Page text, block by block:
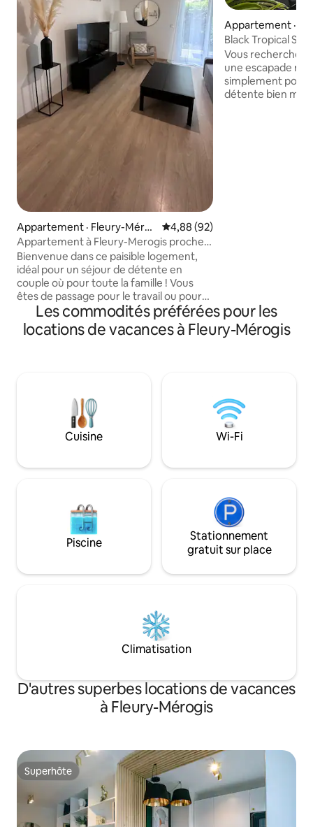
Appartement · Fleury-Méro
gis
Note moyenne de 4,88 sur 5,
4,88 (92)
Appartement à Fleury-Merogis proche
Paris
Bienvenue dans ce paisible logement,
idéal pour un séjour de détente en
couple où pour toute la famille ! Vous
êtes de passage pour le travail ou pour
les vacances, cet appartement proche
de toutes commodités est fait pour
vous! A seulement 25 km de Paris et à 8
restaurant/commerce/super marché
pour lesquels vous pourrez vous y
rendre à pied.
Appartement ·
Black Tropical
Vous recherchez
une escapade
simplement pour
détente bien
Les commodités préférées pour les
locations de vacances à Fleury-Mérogis
Cuisine Wi-Fi
Piscine
Stationnement
gratuit sur place
Climatisation
D'autres superbes locations de vacances
à Fleury-Mérogis
Superhôte
Superhôte